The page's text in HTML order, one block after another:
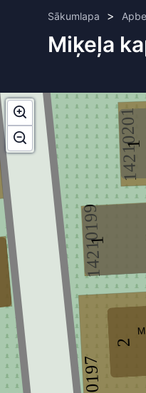
Sākumlapa >
Miķeļa
14210201
14210199
2
1
1